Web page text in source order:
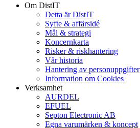
Om DistIT
Detta är DistIT
Syfte & affärsidé
Mål & strategi
Koncernkarta
Risker & riskhantering
Vår historia
Hantering av personuppgifter
Information om Cookies
Verksamhet
AURDEL
EFUEL
Septon Electronic AB
Egna varumärken & koncept